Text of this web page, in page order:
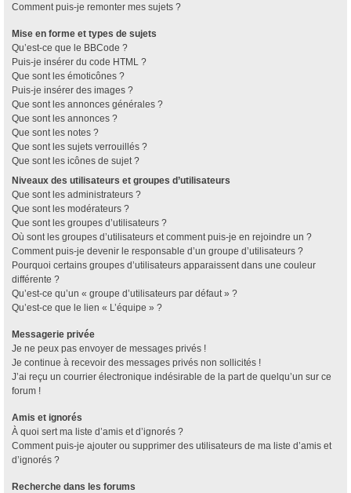
Comment puis-je remonter mes sujets ?
Mise en forme et types de sujets
Qu’est-ce que le BBCode ?
Puis-je insérer du code HTML ?
Que sont les émoticônes ?
Puis-je insérer des images ?
Que sont les annonces générales ?
Que sont les annonces ?
Que sont les notes ?
Que sont les sujets verrouillés ?
Que sont les icônes de sujet ?
Niveaux des utilisateurs et groupes d’utilisateurs
Que sont les administrateurs ?
Que sont les modérateurs ?
Que sont les groupes d’utilisateurs ?
Où sont les groupes d’utilisateurs et comment puis-je en rejoindre un ?
Comment puis-je devenir le responsable d’un groupe d’utilisateurs ?
Pourquoi certains groupes d’utilisateurs apparaissent dans une couleur
différente ?
Qu’est-ce qu’un « groupe d’utilisateurs par défaut » ?
Qu’est-ce que le lien « L’équipe » ?
Messagerie privée
Je ne peux pas envoyer de messages privés !
Je continue à recevoir des messages privés non sollicités !
J’ai reçu un courrier électronique indésirable de la part de quelqu’un sur ce
forum !
Amis et ignorés
À quoi sert ma liste d’amis et d’ignorés ?
Comment puis-je ajouter ou supprimer des utilisateurs de ma liste d’amis et
d’ignorés ?
Recherche dans les forums